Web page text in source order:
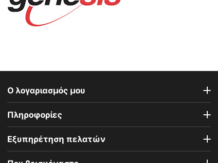
Ο λογαριασμός μου
Πληροφορίες
Εξυπηρέτηση πελατών